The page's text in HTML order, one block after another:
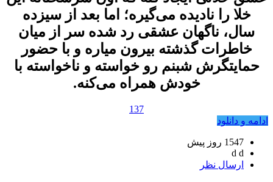
خلا را نادیده می‌گیره؛ اما بعد از سیزده
سال، ناگهان عشقی رد شده سر از میان
خاطرات گذشته بیرون میاره و با حضور
حمایتگرش شبنم رو خواسته و ناخواسته با
خودش همراه می‌کنه.
137
ادامه و دانلود
1547 روز پيش
d d
ارسال نظر